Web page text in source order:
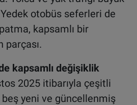
otobüs seferleri de
kapsamlı bir
parçası.
kapsamlı değişiklik
2025 itibarıyla çeşitli
yeni ve güncellenmiş